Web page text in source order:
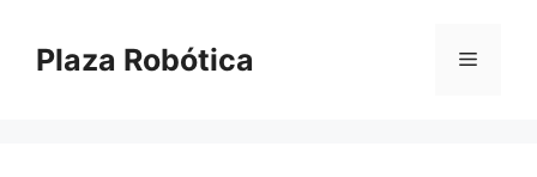
contenido
Plaza Robótica Menú